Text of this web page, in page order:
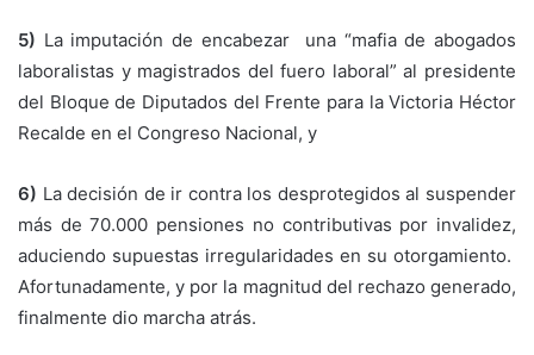
5) La imputación de encabezar una “mafia de abogados
laboralistas y magistrados del fuero laboral” al presidente
del Bloque de Diputados del Frente para la Victoria Héctor
Recalde en el Congreso Nacional, y
6) La decisión de ir contra los desprotegidos al suspender
más de 70.000 pensiones no contributivas por invalidez,
aduciendo supuestas irregularidades en su otorgamiento.
Afortunadamente, y por la magnitud del rechazo generado,
finalmente dio marcha atrás.